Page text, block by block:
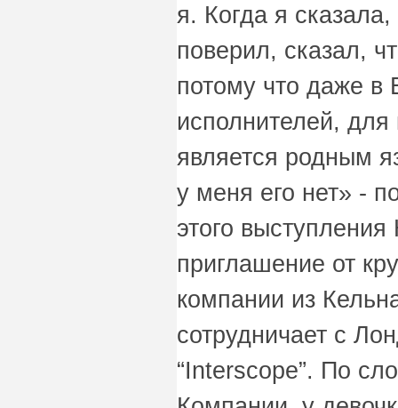
я. Когда я
поверил, сказал,
потому что даже в
исполнителей, для
является родным
у меня его нет» -
этого
приглашение от
компании из
сотрудничает с
“Interscope”. По